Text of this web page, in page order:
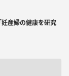
妊産婦の健康を研究